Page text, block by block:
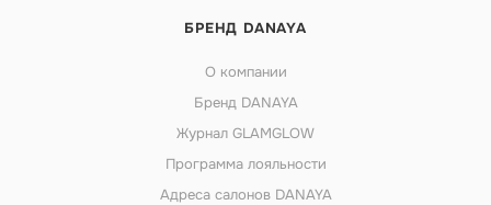
БРЕНД DANAYA
О компании
Бренд DANAYA
Журнал GLAMGLOW
Программа лояльности
Адреса салонов DANAYA